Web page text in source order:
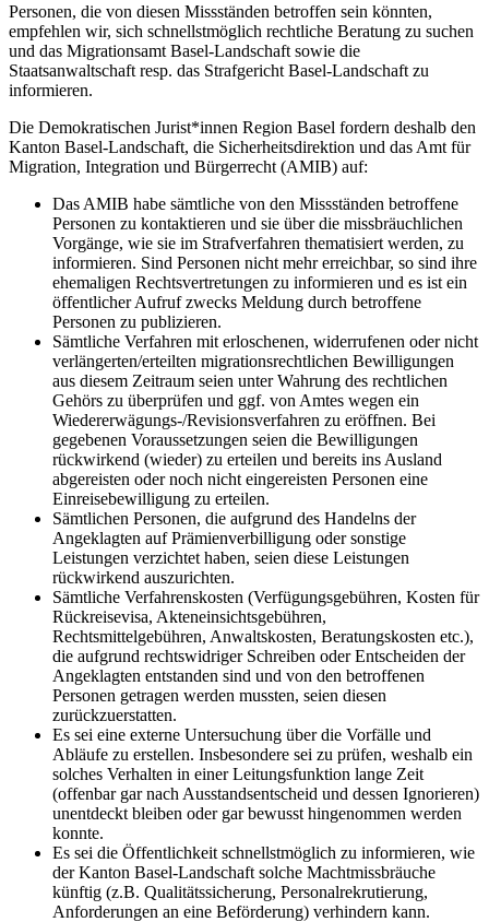
Personen, die von diesen Missständen betroffen sein könnten,
empfehlen wir, sich schnellstmöglich rechtliche Beratung zu suchen
und das Migrationsamt Basel-Landschaft sowie die
Staatsanwaltschaft resp. das Strafgericht Basel-Landschaft zu
informieren.
Die Demokratischen Jurist*innen Region Basel fordern deshalb den
Kanton Basel-Landschaft, die Sicherheitsdirektion und das Amt für
Migration, Integration und Bürgerrecht (AMIB) auf:
Das AMIB habe sämtliche von den Missständen betroffene
Personen zu kontaktieren und sie über die missbräuchlichen
Vorgänge, wie sie im Strafverfahren thematisiert werden, zu
informieren. Sind Personen nicht mehr erreichbar, so sind ihre
ehemaligen Rechtsvertretungen zu informieren und es ist ein
öffentlicher Aufruf zwecks Meldung durch betroffene
Personen zu publizieren.
Sämtliche Verfahren mit erloschenen, widerrufenen oder nicht
verlängerten/erteilten migrationsrechtlichen Bewilligungen
aus diesem Zeitraum seien unter Wahrung des rechtlichen
Gehörs zu überprüfen und ggf. von Amtes wegen ein
Wiedererwägungs-/Revisionsverfahren zu eröffnen. Bei
gegebenen Voraussetzungen seien die Bewilligungen
rückwirkend (wieder) zu erteilen und bereits ins Ausland
abgereisten oder noch nicht eingereisten Personen eine
Einreisebewilligung zu erteilen.
Sämtlichen Personen, die aufgrund des Handelns der
Angeklagten auf Prämienverbilligung oder sonstige
Leistungen verzichtet haben, seien diese Leistungen
rückwirkend auszurichten.
Sämtliche Verfahrenskosten (Verfügungsgebühren, Kosten für
Rückreisevisa, Akteneinsichtsgebühren,
Rechtsmittelgebühren, Anwaltskosten, Beratungskosten etc.),
die aufgrund rechtswidriger Schreiben oder Entscheiden der
Angeklagten entstanden sind und von den betroffenen
Personen getragen werden mussten, seien diesen
zurückzuerstatten.
Es sei eine externe Untersuchung über die Vorfälle und
Abläufe zu erstellen. Insbesondere sei zu prüfen, weshalb ein
solches Verhalten in einer Leitungsfunktion lange Zeit
(offenbar gar nach Ausstandsentscheid und dessen Ignorieren)
unentdeckt bleiben oder gar bewusst hingenommen werden
konnte.
Es sei die Öffentlichkeit schnellstmöglich zu informieren, wie
der Kanton Basel-Landschaft solche Machtmissbräuche
künftig (z.B. Qualitätssicherung, Personalrekrutierung,
Anforderungen an eine Beförderung) verhindern kann.